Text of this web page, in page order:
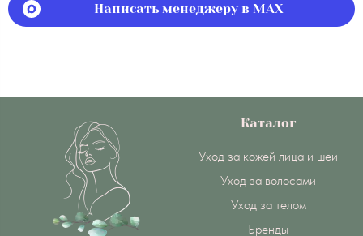
Написать менеджеру в MAX
Каталог
Уход за кожей лица и шеи
Уход за волосами
Уход за телом
Бренды